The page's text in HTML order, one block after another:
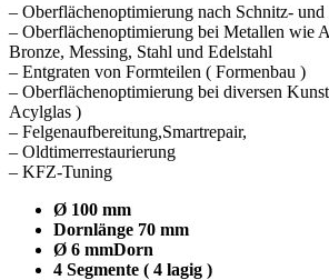
– Oberflächenoptimierung nach Schnitz-
– Oberflächenoptimierung bei Metallen wie
Bronze, Messing, Stahl und Edelstahl
– Entgraten von Formteilen ( Formenbau )
– Oberflächenoptimierung bei diversen
Acylglas )
– Felgenaufbereitung,Smartrepair,
– Oldtimerrestaurierung
– KFZ-Tuning
Ø 100 mm
Dornlänge 70 mm
Ø 6 mmDorn
4 Segmente ( 4 lagig )